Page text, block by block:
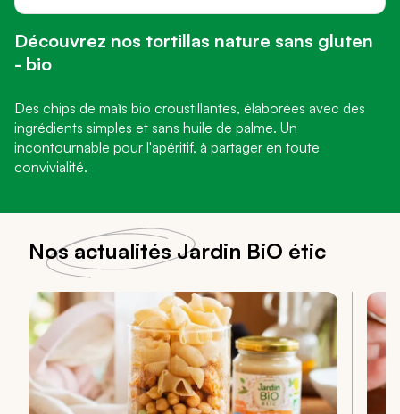
Découvrez nos tortillas nature sans gluten
- bio
Des chips de maïs bio croustillantes, élaborées avec des
ingrédients simples et sans huile de palme. Un
incontournable pour l'apéritif, à partager en toute
convivialité.
Nos actualités Jardin BiO étic